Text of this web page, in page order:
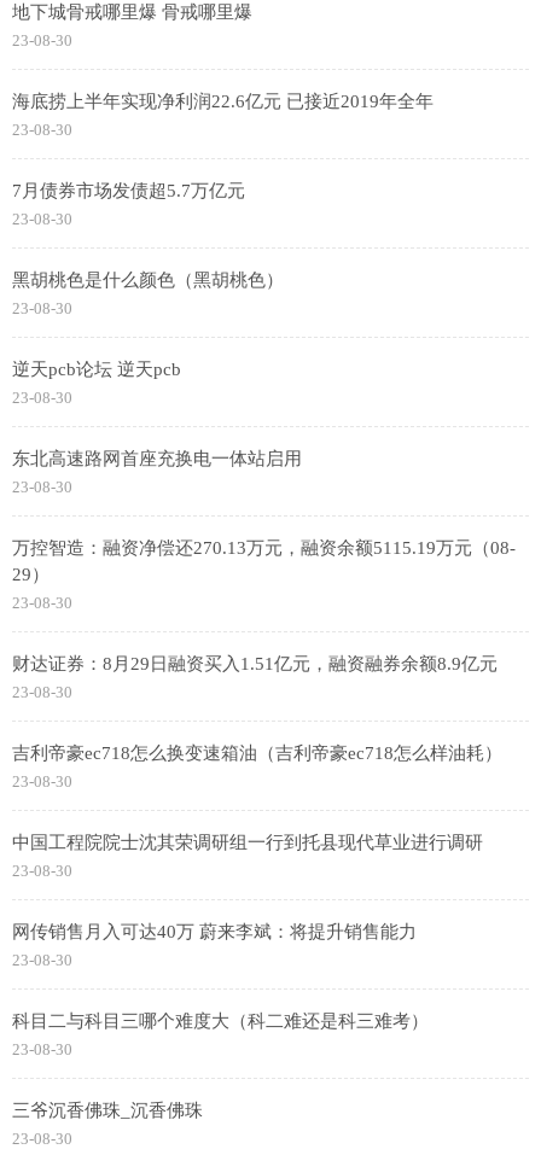
地下城骨戒哪里爆 骨戒哪里爆
23-08-30
海底捞上半年实现净利润22.6亿元 已接近2019年全年
23-08-30
7月债券市场发债超5.7万亿元
23-08-30
黑胡桃色是什么颜色（黑胡桃色）
23-08-30
逆天pcb论坛 逆天pcb
23-08-30
东北高速路网首座充换电一体站启用
23-08-30
万控智造：融资净偿还270.13万元，融资余额5115.19万元（08-
29）
23-08-30
财达证券：8月29日融资买入1.51亿元，融资融券余额8.9亿元
23-08-30
吉利帝豪ec718怎么换变速箱油（吉利帝豪ec718怎么样油耗）
23-08-30
中国工程院院士沈其荣调研组一行到托县现代草业进行调研
23-08-30
网传销售月入可达40万 蔚来李斌：将提升销售能力
23-08-30
科目二与科目三哪个难度大（科二难还是科三难考）
23-08-30
三爷沉香佛珠_沉香佛珠
23-08-30